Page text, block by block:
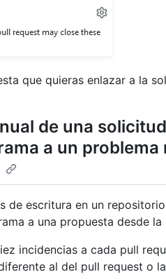
que quieras enlazar a la
de una
a un
de escritura en un
a una propuesta desde
incidencias a cada pull
al del pull request o